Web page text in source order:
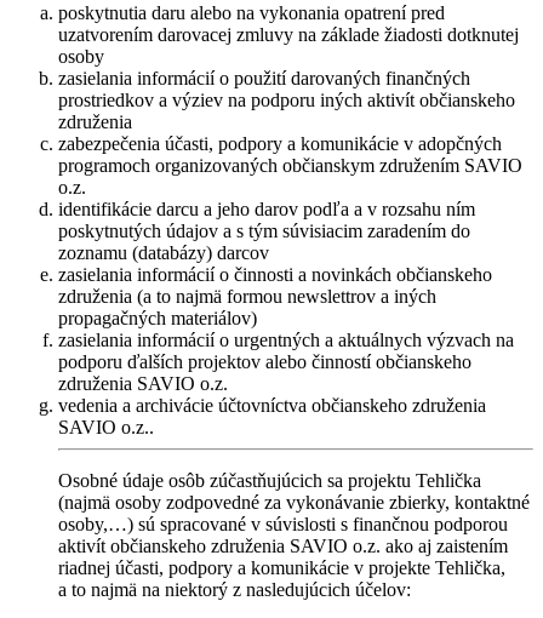
poskytnutia daru alebo na vykonania opatrení pred
uzatvorením darovacej zmluvy na základe žiadosti dotknutej
osoby
zasielania informácií o použití darovaných finančných
prostriedkov a výziev na podporu iných aktivít občianskeho
združenia
zabezpečenia účasti, podpory a komunikácie v adopčných
programoch organizovaných občianskym združením SAVIO
o.z.
identifikácie darcu a jeho darov podľa a v rozsahu ním
poskytnutých údajov a s tým súvisiacim zaradením do
zoznamu (databázy) darcov
zasielania informácií o činnosti a novinkách občianskeho
združenia (a to najmä formou newslettrov a iných
propagačných materiálov)
zasielania informácií o urgentných a aktuálnych výzvach na
podporu ďalších projektov alebo činností občianskeho
združenia SAVIO o.z.
vedenia a archivácie účtovníctva občianskeho združenia
SAVIO o.z..
Osobné údaje osôb zúčastňujúcich sa projektu Tehlička
(najmä osoby zodpovedné za vykonávanie zbierky, kontaktné
osoby,…) sú spracované v súvislosti s finančnou podporou
aktivít občianskeho združenia SAVIO o.z. ako aj zaistením
riadnej účasti, podpory a komunikácie v projekte Tehlička,
a to najmä na niektorý z nasledujúcich účelov: